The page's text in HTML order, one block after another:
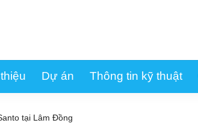
Dự án Thông tin kỹ thuật
tại Lâm Đồng